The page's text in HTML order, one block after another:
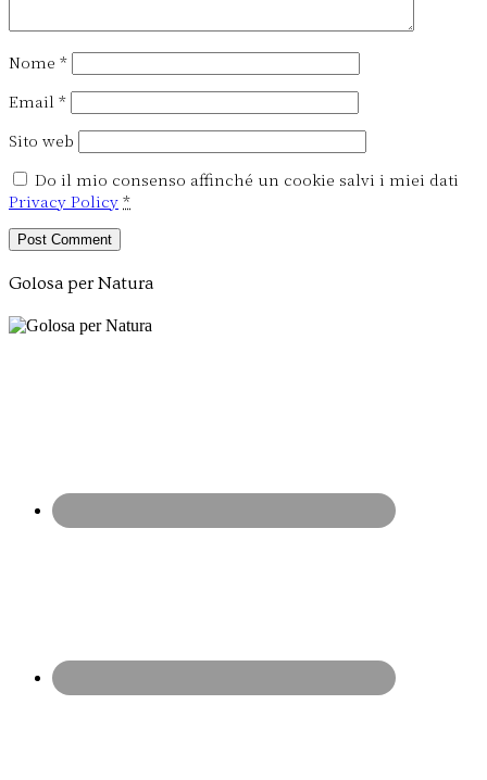
Nome *
Email *
Sito web
Do il mio consenso affinché un cookie salvi i miei dati
Privacy Policy *
Golosa per Natura